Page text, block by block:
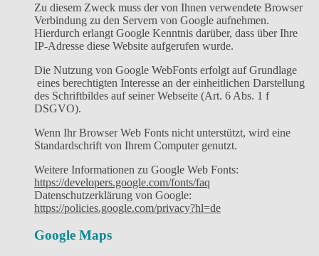
Zu diesem Zweck muss der von Ihnen verwendete Browser
Verbindung zu den Servern von Google aufnehmen.
Hierdurch erlangt Google Kenntnis darüber, dass über Ihre
IP-Adresse diese Website aufgerufen wurde.
Die Nutzung von Google WebFonts erfolgt auf Grundlage
eines berechtigten Interesse an der einheitlichen Darstellung
des Schriftbildes auf seiner Webseite (Art. 6 Abs. 1 f
DSGVO).
Wenn Ihr Browser Web Fonts nicht unterstützt, wird eine
Standardschrift von Ihrem Computer genutzt.
Weitere Informationen zu Google Web Fonts:
https://developers.google.com/fonts/faq
Datenschutzerklärung von Google:
https://policies.google.com/privacy?hl=de
Google Maps